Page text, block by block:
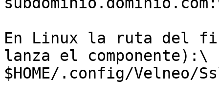
En Linux la ruta del
lanza el componente):\
$HOME/.config/Velneo/